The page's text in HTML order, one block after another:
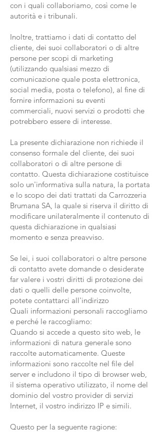
con i quali collaboriamo, così come le
autorità e i tribunali.
Inoltre, trattiamo i dati di contatto del
cliente, dei suoi collaboratori o di altre
persone per scopi di marketing
(utilizzando qualsiasi mezzo di
comunicazione quale posta elettronica,
social media, posta o telefono), al fine di
fornire informazioni su eventi
commerciali, nuovi servizi o prodotti che
potrebbero essere di interesse.
La presente dichiarazione non richiede il
consenso formale del cliente, dei suoi
collaboratori o di altre persone di
contatto. Questa dichiarazione costituisce
solo un'informativa sulla natura, la portata
e lo scopo dei dati trattati da Carrozzeria
Brumana SA, la quale si riserva il diritto di
modificare unilateralmente il contenuto di
questa dichiarazione in qualsiasi
momento e senza preavviso.
Se lei, i suoi collaboratori o altre persone
di contatto avete domande o desiderate
far valere i vostri diritti di protezione dei
dati o quelli delle persone coinvolte,
potete contattarci all'indirizzo
Quali informazioni personali raccogliamo
e perché le raccogliamo:
Quando si accede a questo sito web, le
informazioni di natura generale sono
raccolte automaticamente. Queste
informazioni sono raccolte nel file del
server e includono il tipo di browser web,
il sistema operativo utilizzato, il nome del
dominio del vostro provider di servizi
Internet, il vostro indirizzo IP e simili.
Questo per la seguente ragione: